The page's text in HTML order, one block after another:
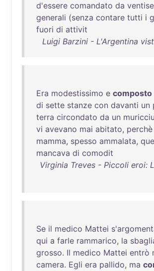
d'essere comandato da
generali (senza contare tutti i
fuori di attivit
Luigi Barzini - L'Argentina
Era modestissimo e composto
di sette stanze con davanti un
terra circondato da un
vi avevano mai abitato, perchè
mamma, spesso ammalata,
mancava di comodit
Virginia Treves - Piccoli eroi:
Se il medico Mattei
qui a farle rammarico, la
grosso. Il medico Mattei entrò
camera. Egli era pallido, ma